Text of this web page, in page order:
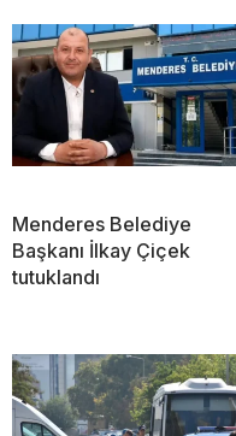
Menderes Belediye
Başkanı İlkay Çiçek
tutuklandı